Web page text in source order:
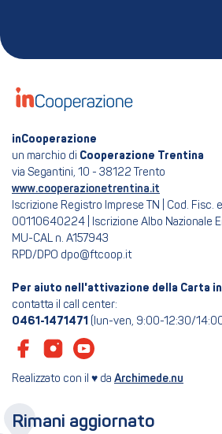
inCooperazione
un marchio di Cooperazione Trentina
via Segantini, 10 - 38122 Trento
www.cooperazionetrentina.it
Iscrizione Registro Imprese TN | Cod. Fisc.
00110640224 | Iscrizione Albo Nazionale
MU-CAL n. A157943
RPD/DPO dpo@ftcoop.it
Per aiuto nell'attivazione della Carta
contatta il call center:
0461-1471471 (lun-ven, 9:00-12:30/
Realizzato con il ♥ da Archimede.nu
Rimani aggiornato